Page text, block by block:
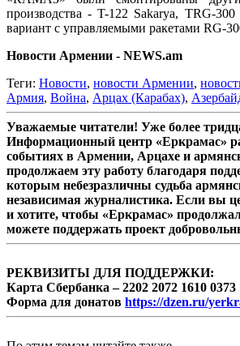
производства - T-122 Sakarya, TRG-
вариант с управляемыми ракетами RG-
Новости Армении - NEWS.am
Теги: Новости, новости Армении,
Армия, Война, Арцах (Карабах),
Уважаемые читатели! Уже более
Информационный центр «Еркрамас»
событиях в Армении, Арцахе и
продолжаем эту работу благодаря
которым небезразличны судьба
независимая журналистика. Если вы
и хотите, чтобы «Еркрамас»
можете поддержать проект
РЕКВИЗИТЫ ДЛЯ ПОДДЕРЖКИ:
Карта Сбербанка – 2202 2072 1610 0373
Форма для донатов https://dzen.ru/